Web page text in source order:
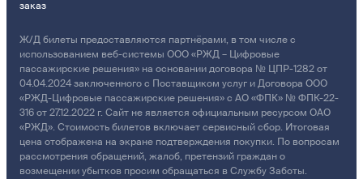
заказ
Ж/Д билеты предоставляются партнёрами, в том числе с
использованием веб-системы ООО «РЖД – Цифровые
пассажирские решения» на основании договора № ЦПР-1282 от
04.04.2024 заключенного с Поставщиком услуг и Договора ООО
«РЖД-Цифровые пассажирские решения» с АО «ФПК» № ФПК-22-
316 от 27.12.2022 г. Сайт не является официальным ресурсом ОАО
«РЖД». Стоимость билетов включает сервисный сбор. Итоговая
цена отображена на экране подтверждения покупки. По вопросам
рассмотрения обращений, жалоб, претензий граждан о
возмещении убытков просим обращаться в Службу Заботы.